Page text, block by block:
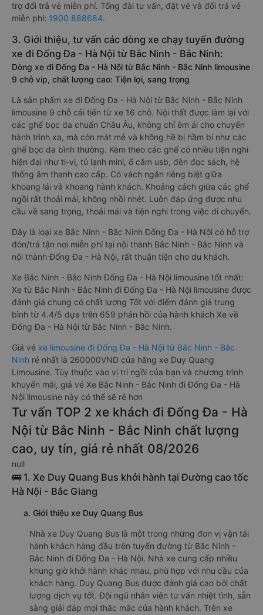
trợ đổi trả vé miễn phí. Tổng đài tư vấn, đặt vé và đổi trả vé
miễn phí: 1900 888684.
3. Giới thiệu, tư vấn các dòng xe chạy tuyến đường
xe đi Đống Đa - Hà Nội từ Bắc Ninh - Bắc Ninh:
Dòng xe đi Đống Đa - Hà Nội từ Bắc Ninh - Bắc Ninh limousine
9 chỗ vip, chất lượng cao: Tiện lợi, sang trọng
Là sản phẩm xe đi Đống Đa - Hà Nội từ Bắc Ninh - Bắc Ninh
limousine 9 chỗ cải tiến từ xe 16 chỗ. Nội thất được làm lại với
các ghế bọc da chuẩn Châu Âu, không chỉ êm ái cho chuyến
hành trình xa, mà còn mát mẻ và không hề bị hầm bí như các
ghế bọc da bình thường. Kèm theo các ghế có nhiều tiện nghi
hiện đại như ti-vi, tủ lạnh mini, ổ cắm usb, đèn đọc sách, hệ
thống âm thanh cao cấp. Có vách ngăn riêng biệt giữa
khoang lái và khoang hành khách. Khoảng cách giữa các ghế
ngồi rất thoải mái, không nhồi nhét. Luôn đáp ứng được nhu
cầu về sang trọng, thoải mái và tiện nghi trong việc di chuyển.
Đây là loại xe Bắc Ninh - Bắc Ninh Đống Đa - Hà Nội có hỗ trợ
đón/trả tận nơi miễn phí tại nội thành Bắc Ninh - Bắc Ninh và
nội thành Đống Đa - Hà Nội, rất thuận tiện cho du khách.
Xe Bắc Ninh - Bắc Ninh Đống Đa - Hà Nội limousine tốt nhất:
Xe từ Bắc Ninh - Bắc Ninh đi Đống Đa - Hà Nội limousine được
đánh giá chung có chất lượng Tốt với điểm đánh giá trung
bình từ 4.4/5 dựa trên 659 phản hồi của hành khách Xe về
Đống Đa - Hà Nội từ Bắc Ninh - Bắc Ninh.
Giá vé xe limousine đi Đống Đa - Hà Nội từ Bắc Ninh - Bắc
Ninh rẻ nhất là 260000VND của hãng xe Duy Quang
Limousine. Tùy thuộc vào vị trí ngồi của bạn và chương trình
khuyến mãi, giá vé Xe Bắc Ninh - Bắc Ninh đi Đống Đa - Hà
Nội limousine này có thể sẽ rẻ hơn
Tư vấn TOP 2 xe khách đi Đống Đa - Hà
Nội từ Bắc Ninh - Bắc Ninh chất lượng
cao, uy tín, giá rẻ nhất 08/2026
null
🚌 1. Xe Duy Quang Bus khởi hành tại Đường cao tốc
Hà Nội - Bắc Giang
a. Giới thiệu xe Duy Quang Bus
Nhà xe Duy Quang Bus là một trong những đơn vị vận tải
hành khách hàng đầu trên tuyến đường từ Bắc Ninh -
Bắc Ninh đi Đống Đa - Hà Nội. Nhà xe cung cấp nhiều
khung giờ khởi hành khác nhau, phù hợp với nhu cầu của
khách hàng. Duy Quang Bus được đánh giá cao bởi chất
lượng dịch vụ tốt. Đội ngũ nhân viên tư vấn nhiệt tình, sẵn
sàng giải đáp mọi thắc mắc của hành khách. Trên xe